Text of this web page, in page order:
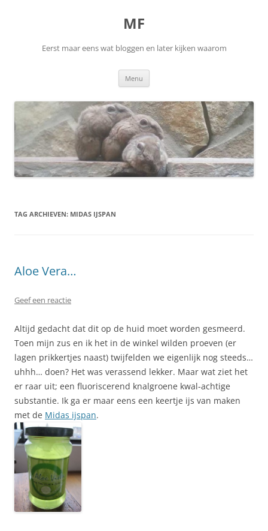
MF
Eerst maar eens wat bloggen en later kijken waarom
Menu
TAG ARCHIEVEN: MIDAS IJSPAN
Aloe Vera…
Geef een reactie
Altijd gedacht dat dit op de huid moet worden gesmeerd.
Toen mijn zus en ik het in de winkel wilden proeven (er
lagen prikkertjes naast) twijfelden we eigenlijk nog steeds…
uhhh… doen? Het was verassend lekker. Maar wat ziet het
er raar uit; een fluoriscerend knalgroene kwal-achtige
substantie. Ik ga er maar eens een keertje ijs van maken
met de Midas ijspan.